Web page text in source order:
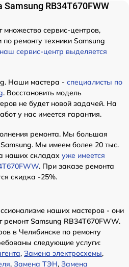
RB34T670FWW
множество сервис-центров,
ремонту техники Samsung
наш сервис-центр выделяется
Наши мастера - специалисты по
. Восстановить модель
не будет новой задачей. На
у нас имеется гарантия.
ремонта. Мы большая
Samsung. Мы имеем более 20 тыс.
наших складах уже имеется
. При заказе ремонта
скидка -25%.
наших мастеров - они
ремонт Samsung RB34T670FWW.
в Челябинске по ремонту
следующие услуги:
, Замена электросхемы,
, Замена ТЭН, Замена